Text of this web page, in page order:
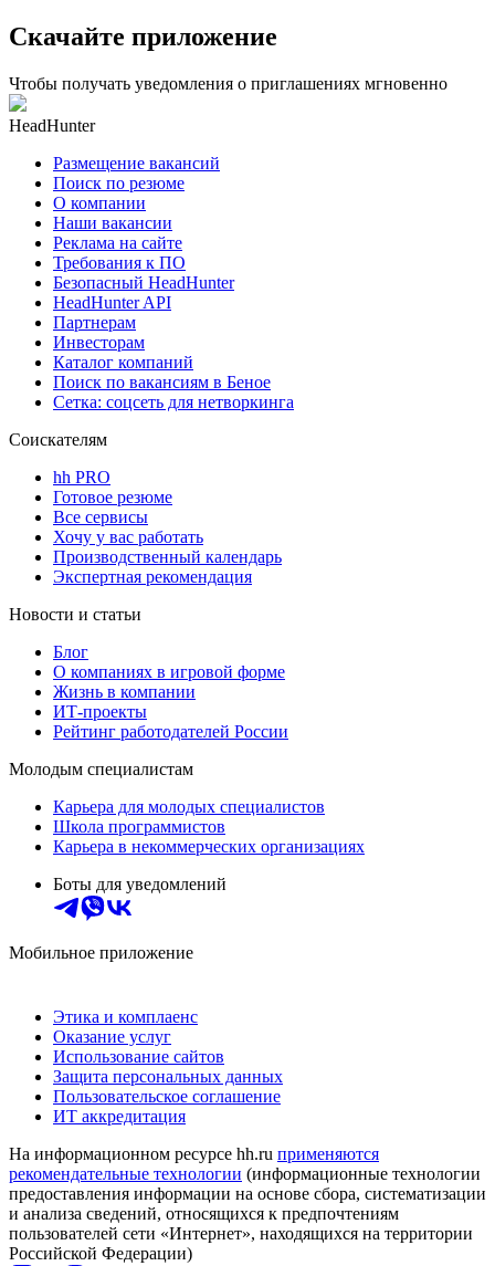
Скачайте приложение
Чтобы получать уведомления о приглашениях мгновенно
HeadHunter
Размещение вакансий
Поиск по резюме
О компании
Наши вакансии
Реклама на сайте
Требования к ПО
Безопасный HeadHunter
HeadHunter API
Партнерам
Инвесторам
Каталог компаний
Поиск по вакансиям в Беное
Сетка: соцсеть для нетворкинга
Соискателям
hh PRO
Готовое резюме
Все сервисы
Хочу у вас работать
Производственный календарь
Экспертная рекомендация
Новости и статьи
Блог
О компаниях в игровой форме
Жизнь в компании
ИТ-проекты
Рейтинг работодателей России
Молодым специалистам
Карьера для молодых специалистов
Школа программистов
Карьера в некоммерческих организациях
Боты для уведомлений
Мобильное приложение
Этика и комплаенс
Оказание услуг
Использование сайтов
Защита персональных данных
Пользовательское соглашение
ИТ аккредитация
На информационном ресурсе hh.ru применяются
рекомендательные технологии (информационные технологии
предоставления информации на основе сбора, систематизации
и анализа сведений, относящихся к предпочтениям
пользователей сети «Интернет», находящихся на территории
Российской Федерации)